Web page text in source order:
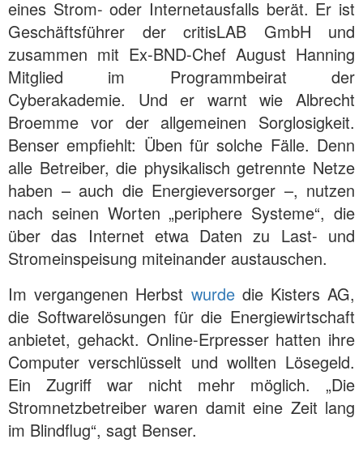
eines Strom- oder Internetausfalls berät. Er ist
Geschäftsführer der critisLAB GmbH und
zusammen mit Ex-BND-Chef August Hanning
Mitglied im Programmbeirat der
Cyberakademie. Und er warnt wie Albrecht
Broemme vor der allgemeinen Sorglosigkeit.
Benser empfiehlt: Üben für solche Fälle. Denn
alle Betreiber, die physikalisch getrennte Netze
haben – auch die Energieversorger –, nutzen
nach seinen Worten „periphere Systeme“, die
über das Internet etwa Daten zu Last- und
Stromeinspeisung miteinander austauschen.
Im vergangenen Herbst wurdedie Kisters AG,
die Softwarelösungen für die Energiewirtschaft
anbietet, gehackt. Online-Erpresser hatten ihre
Computer verschlüsselt und wollten Lösegeld.
Ein Zugriff war nicht mehr möglich. „Die
Stromnetzbetreiber waren damit eine Zeit lang
im Blindflug“, sagt Benser.